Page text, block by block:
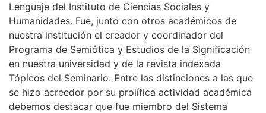
Lenguaje del Instituto de Ciencias Sociales y
Humanidades. Fue, junto con otros académicos de
nuestra institución el creador y coordinador del
Programa de Semiótica y Estudios de la Significación
en nuestra universidad y de la revista indexada
Tópicos del Seminario. Entre las distinciones a las que
se hizo acreedor por su prolífica actividad académica
debemos destacar que fue miembro del Sistema